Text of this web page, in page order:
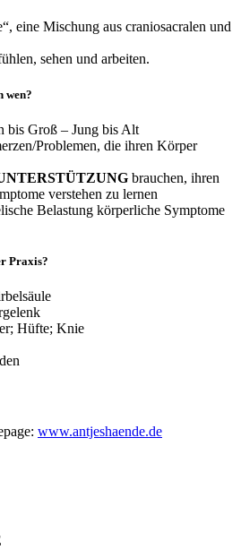
eine Mischung aus craniosacralen und
sehen und arbeiten.
wen?
bis Groß – Jung bis Alt
Problemen, die ihren Körper
brauchen, ihren
verstehen zu lernen
Belastung körperliche Symptome
Praxis?
Hüfte; Knie
www.antjeshaende.de